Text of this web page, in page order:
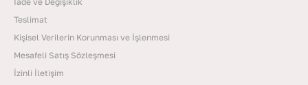
Teslimat
Kişisel Verilerin Korunması ve İşlenmesi
Mesafeli Satış Sözleşmesi
İzinli İletişim